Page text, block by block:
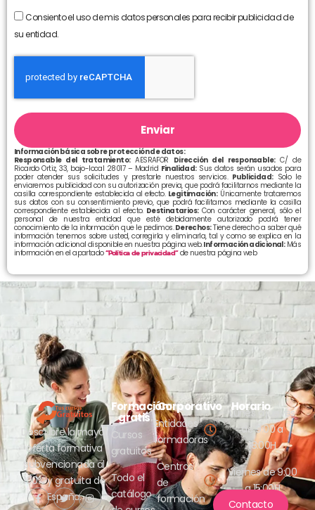
Consiento el uso de mis datos personales para recibir publicidad de
su entidad.
Enviar
Información básica sobre protección de datos:
Responsable del tratamiento:AESRAFOR Dirección del responsable:C/ de
Ricardo Ortiz, 33, bajo-local 28017 – Madrid Finalidad:Sus datos serán usados para
poder atender sus solicitudes y prestarle nuestros servicios. Publicidad:Solo le
enviaremos publicidad con su autorización previa, que podrá facilitarnos mediante la
casilla correspondiente establecida al efecto. Legitimación:Únicamente trataremos
sus datos con su consentimiento previo, que podrá facilitarnos mediante la casilla
correspondiente establecida al efecto.Destinatarios:Con carácter general, sólo el
personal de nuestra entidad que esté debidamente autorizado podrá tener
conocimiento de la información que le pedimos.Derechos:Tiene derecho a saber qué
información tenemos sobre usted, corregirla y eliminarla, tal y como se explica en la
información adicional disponible en nuestra página web.Información adicional:Más
información en el apartado“Política de privacidad”de nuestra página web
Descubre la mayor
oferta formativa
subvencionada al
100% y gratuita de
España.
Formación
gratis
Cursos
gratuitos
Todo el
catálogo
Corporativo
Entidades
formadoras
Centros
de
formación
Horario
Lunes a jueves
de 9:00 a
18:00H
Viernes de 9:00
a 15:00H
Contacto